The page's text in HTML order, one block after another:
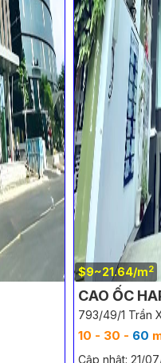
$9~21.64/m2
CAO ỐC
793/49/1 Trần
10 - 30 - 60
Cập nhật: 21/